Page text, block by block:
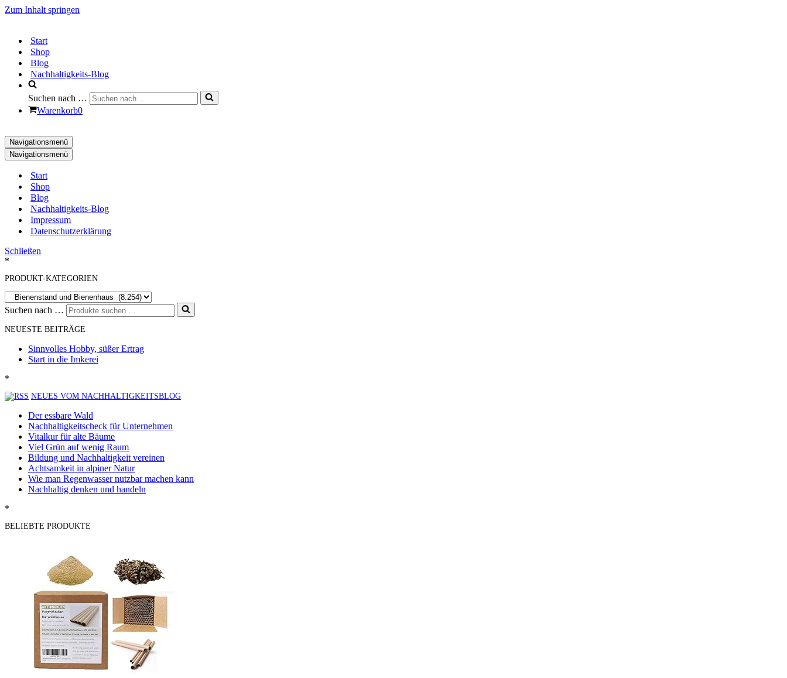
Zum Inhalt springen
Start
Shop
Blog
Nachhaltigkeits-Blog
Suchen nach …
Warenkorb0
Navigationsmenü
Navigationsmenü
Start
Shop
Blog
Nachhaltigkeits-Blog
Impressum
Datenschutzerklärung
Schließen
*
PRODUKT-KATEGORIEN
Suchen nach …
NEUESTE BEITRÄGE
Sinnvolles Hobby, süßer Ertrag
Start in die Imkerei
*
NEUES VOM NACHHALTIGKEITSBLOG
Der essbare Wald
Nachhaltigkeitscheck für Unternehmen
Vitalkur für alte Bäume
Viel Grün auf wenig Raum
Bildung und Nachhaltigkeit vereinen
Achtsamkeit in alpiner Natur
Wie man Regenwasser nutzbar machen kann
Nachhaltig denken und handeln
*
BELIEBTE PRODUKTE